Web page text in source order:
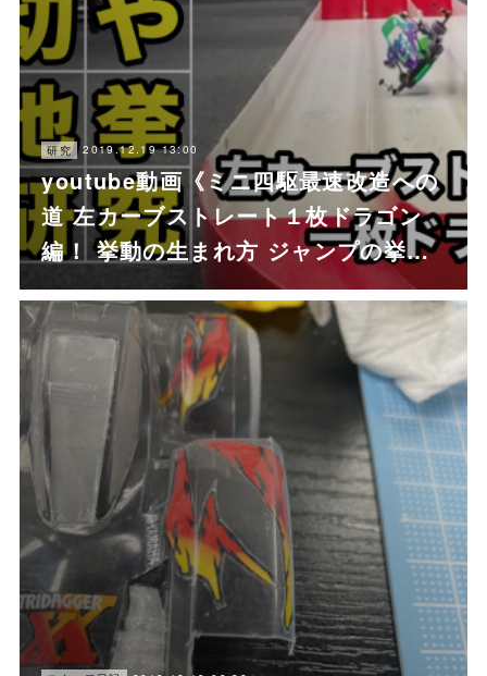
研究 2019.12.19 13:00
youtube動画《ミニ四駆最速改造への
道 左カーブストレート１枚ドラゴン
編！ 挙動の生まれ方 ジャンプの挙…